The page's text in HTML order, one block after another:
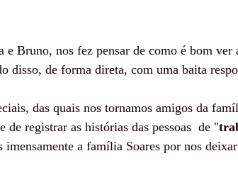
Bruno, nos fez pensar de como é bom ver
disso, de forma direta, com uma baita
das quais nos tornamos amigos da
de registrar as histórias das pessoas de "
a família Soares por nos